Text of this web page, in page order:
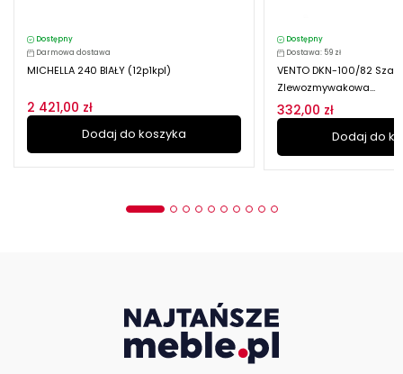
Dostępny
Darmowa dostawa
MICHELLA 240 BIAŁY (12p1kpl)
2 421,00 zł
Dodaj do koszyka
Dostępny
Dostawa: 59 zł
VENTO DKN-100/82
Zlewozmywakowa...
332,00 zł
Dodaj do